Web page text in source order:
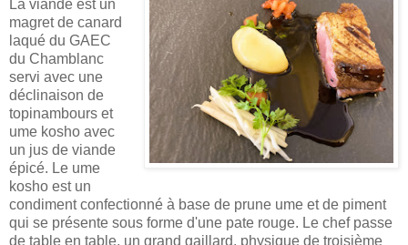
La viande est un
magret de canard
laqué du GAEC
du Chamblanc
servi avec une
déclinaison de
topinambours et
ume kosho avec
un jus de viande
épicé. Le ume
kosho est un
condiment confectionné à base de prune ume et de piment
qui se présente sous forme d'une pate rouge. Le chef passe
de table en table, un grand gaillard, physique de troisième